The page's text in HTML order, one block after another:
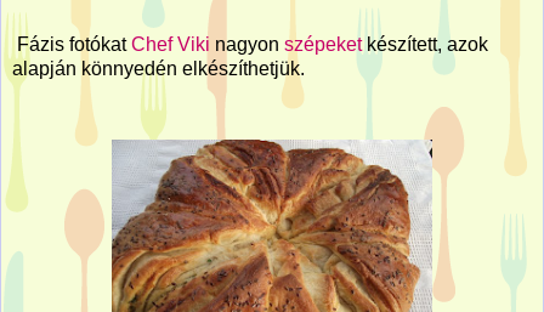
Fázis fotókatChef Viki nagyon szépeket készített, azok
alapján könnyedén elkészíthetjük.